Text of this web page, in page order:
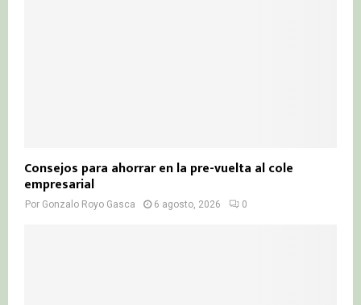
Consejos para ahorrar en la pre-vuelta al cole
empresarial
Por Gonzalo Royo Gasca 6 agosto, 2026 0